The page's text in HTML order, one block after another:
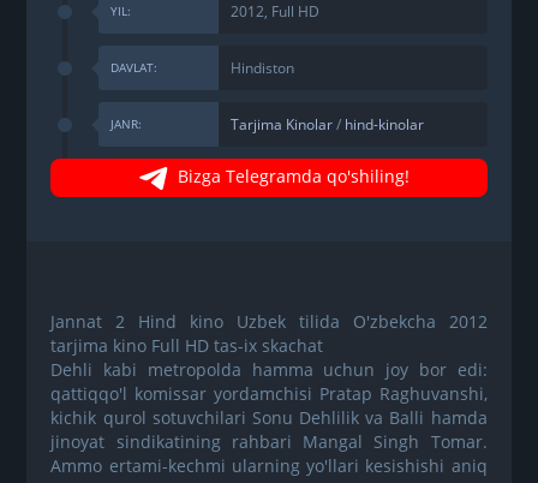
YIL: 2012, Full HD
DAVLAT: Hindiston
JANR: Tarjima Kinolar/ hind-kinolar
Bizga Telegramda qo'shiling!
Jannat 2 Hind kino Uzbek tilida O'zbekcha 2012
tarjima kino Full HD tas-ix skachat
Dehli kabi metropolda hamma uchun joy bor edi:
qattiqqo'l komissar yordamchisi Pratap Raghuvanshi,
kichik qurol sotuvchilari Sonu Dehlilik va Balli hamda
jinoyat sindikatining rahbari Mangal Singh Tomar.
Ammo ertami-kechmi ularning yo'llari kesishishi aniq